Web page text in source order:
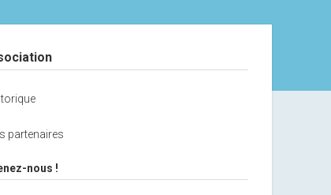
partenaires
nous !